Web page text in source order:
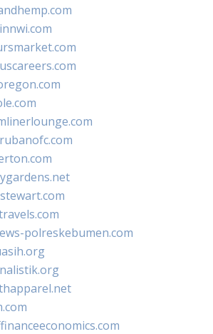
polreskebumen.com